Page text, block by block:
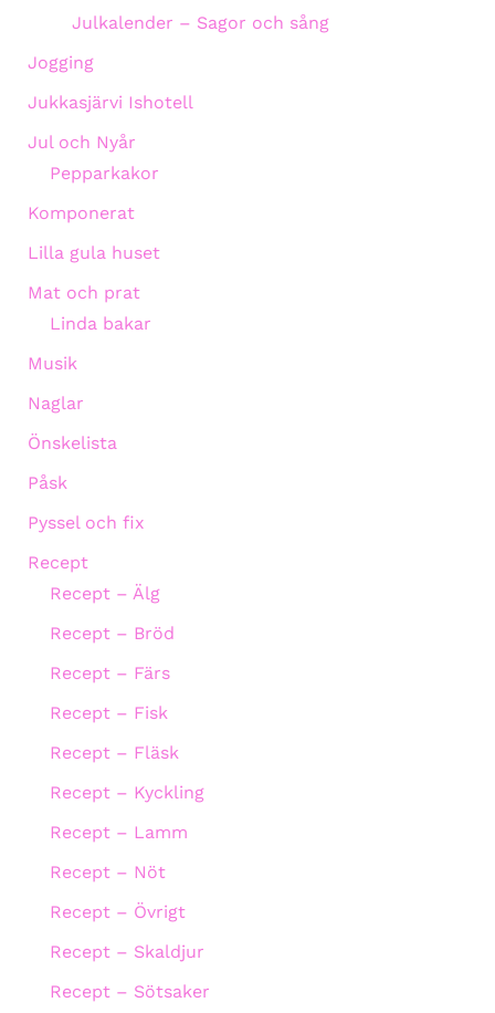
Julkalender – Sagor och sång
Jogging
Jukkasjärvi Ishotell
Jul och Nyår
Pepparkakor
Komponerat
Lilla gula huset
Mat och prat
Linda bakar
Musik
Naglar
Önskelista
Påsk
Pyssel och fix
Recept
Recept – Älg
Recept – Bröd
Recept – Färs
Recept – Fisk
Recept – Fläsk
Recept – Kyckling
Recept – Lamm
Recept – Nöt
Recept – Övrigt
Recept – Skaldjur
Recept – Sötsaker